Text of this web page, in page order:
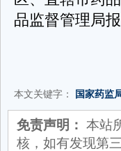
品监督管理局报
本文关键字： 国家药监
免责声明： 本站
核，如有发现第